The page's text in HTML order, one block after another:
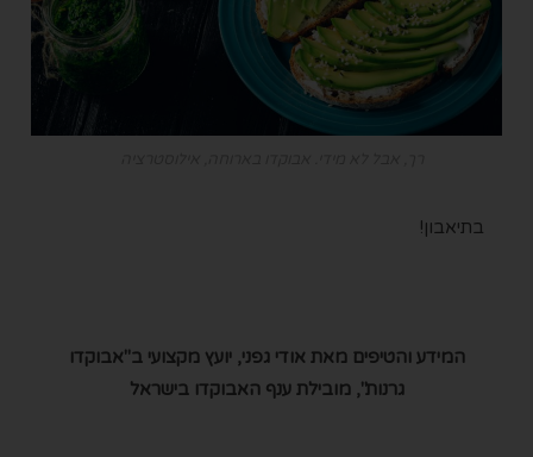
בתיאבון!
המידע והטיפים מאת אודי גפני, יועץ מקצועי ב"אבוקדו
גרנות", מובילת ענף האבוקדו בישראל